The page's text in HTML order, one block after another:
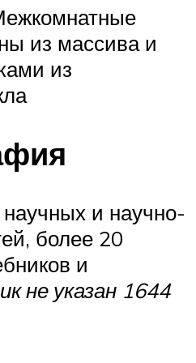
из массива и
из
и научно-
более 20
и
не указан 1644